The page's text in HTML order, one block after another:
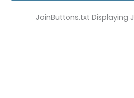
JoinButtons.txt Displaying